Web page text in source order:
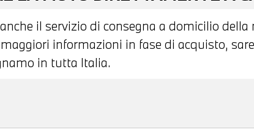
il servizio di consegna a domicilio
informazioni in fase di acquisto,
in tutta Italia.